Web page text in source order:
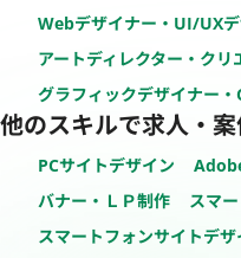
Webデザイナー・UI/UX
アートディレクター・クリ
グラフィックデザイナー
他のスキルで求人・
PCサイトデザイン
バナー・ＬＰ制作
スマ
スマートフォンサイトデザ